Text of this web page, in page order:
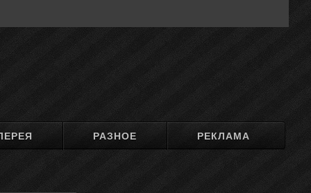
РАЗНОЕ РЕКЛАМА